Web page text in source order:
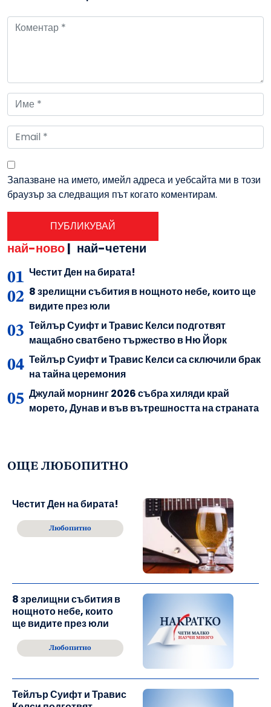
Запазване на името, имейл адреса и уебсайта ми в този
браузър за следващия път когато коментирам.
най-ново| най-четени
Честит Ден на бирата!
8 зрелищни събития в нощното небе, които ще
видите през юли
Тейлър Суифт и Травис Келси подготвят
мащабно сватбено тържество в Ню Йорк
Тейлър Суифт и Травис Келси са сключили брак
на тайна церемония
Джулай морнинг 2026 събра хиляди край
морето, Дунав и във вътрешността на страната
ОЩЕ ЛЮБОПИТНО
Честит Ден на бирата!
Любопитно
8 зрелищни събития в
нощното небе, които
ще видите през юли
Любопитно
Тейлър Суифт и Травис